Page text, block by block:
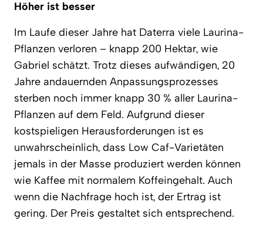
Höher ist besser
Im Laufe dieser Jahre hat Daterra viele Laurina-
Pflanzen verloren – knapp 200 Hektar, wie
Gabriel schätzt. Trotz dieses aufwändigen, 20
Jahre andauernden Anpassungsprozesses
sterben noch immer knapp 30 % aller Laurina-
Pflanzen auf dem Feld. Aufgrund dieser
kostspieligen Herausforderungen ist es
unwahrscheinlich, dass Low Caf-Varietäten
jemals in der Masse produziert werden können
wie Kaffee mit normalem Koffeingehalt. Auch
wenn die Nachfrage hoch ist, der Ertrag ist
gering. Der Preis gestaltet sich entsprechend.